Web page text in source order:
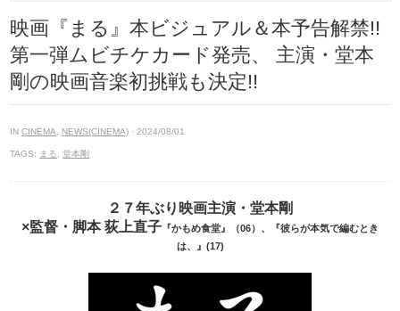
映画『まる』本ビジュアル＆本予告解禁!!
第一弾ムビチケカード発売、 主演・堂本
剛の映画音楽初挑戦も決定!!
INCINEMA NEWS(CINEMA) · 2024/08/01
TAGS: まる ,堂本剛
２７年ぶり映画主演・堂本剛
×監督・脚本 荻上直子 『かもめ食堂』（06）、『彼らが本気で編むとき
は、』(17)